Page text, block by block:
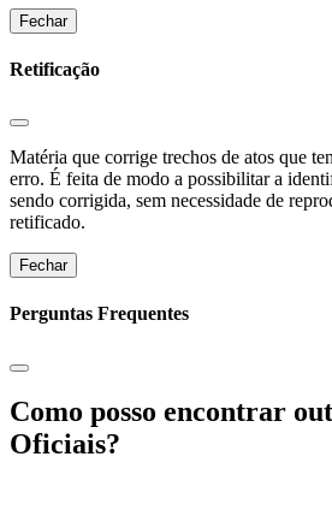
Fechar
Retificação
Matéria que corrige trechos de atos que
erro. É feita de modo a possibilitar a
sendo corrigida, sem necessidade de
retificado.
Fechar
Perguntas Frequentes
Como posso encontrar
Oficiais?